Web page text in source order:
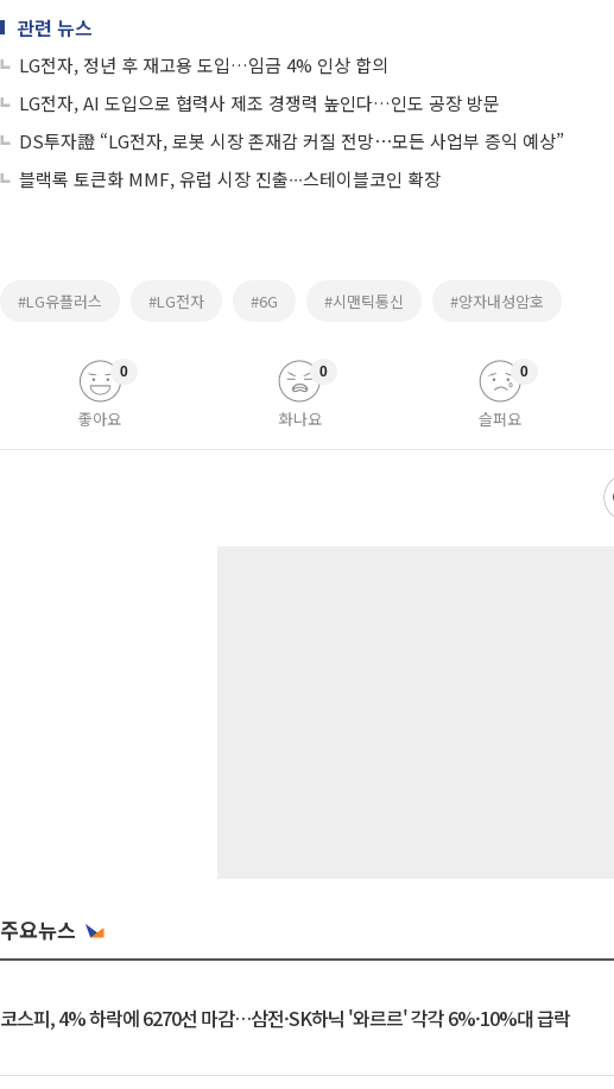
관련 뉴스
LG전자, 정년 후 재고용 도입…임금 4% 인상 합의
LG전자, AI 도입으로 협력사 제조 경쟁력 높인다…인도 공장 방문
DS투자證 “LG전자, 로봇 시장 존재감 커질 전망⋯모든 사업부 증익 예상”
블랙록 토큰화 MMF, 유럽 시장 진출∙∙∙스테이블코인 확장
#LG유플러스 #LG전자 #6G #시맨틱통신 #양자내성암호
좋아요
0
화나요
0
슬퍼요
0
주요뉴스
코스피, 4% 하락에 6270선 마감…삼전·SK하닉 '와르르' 각각 6%·10%대 급락